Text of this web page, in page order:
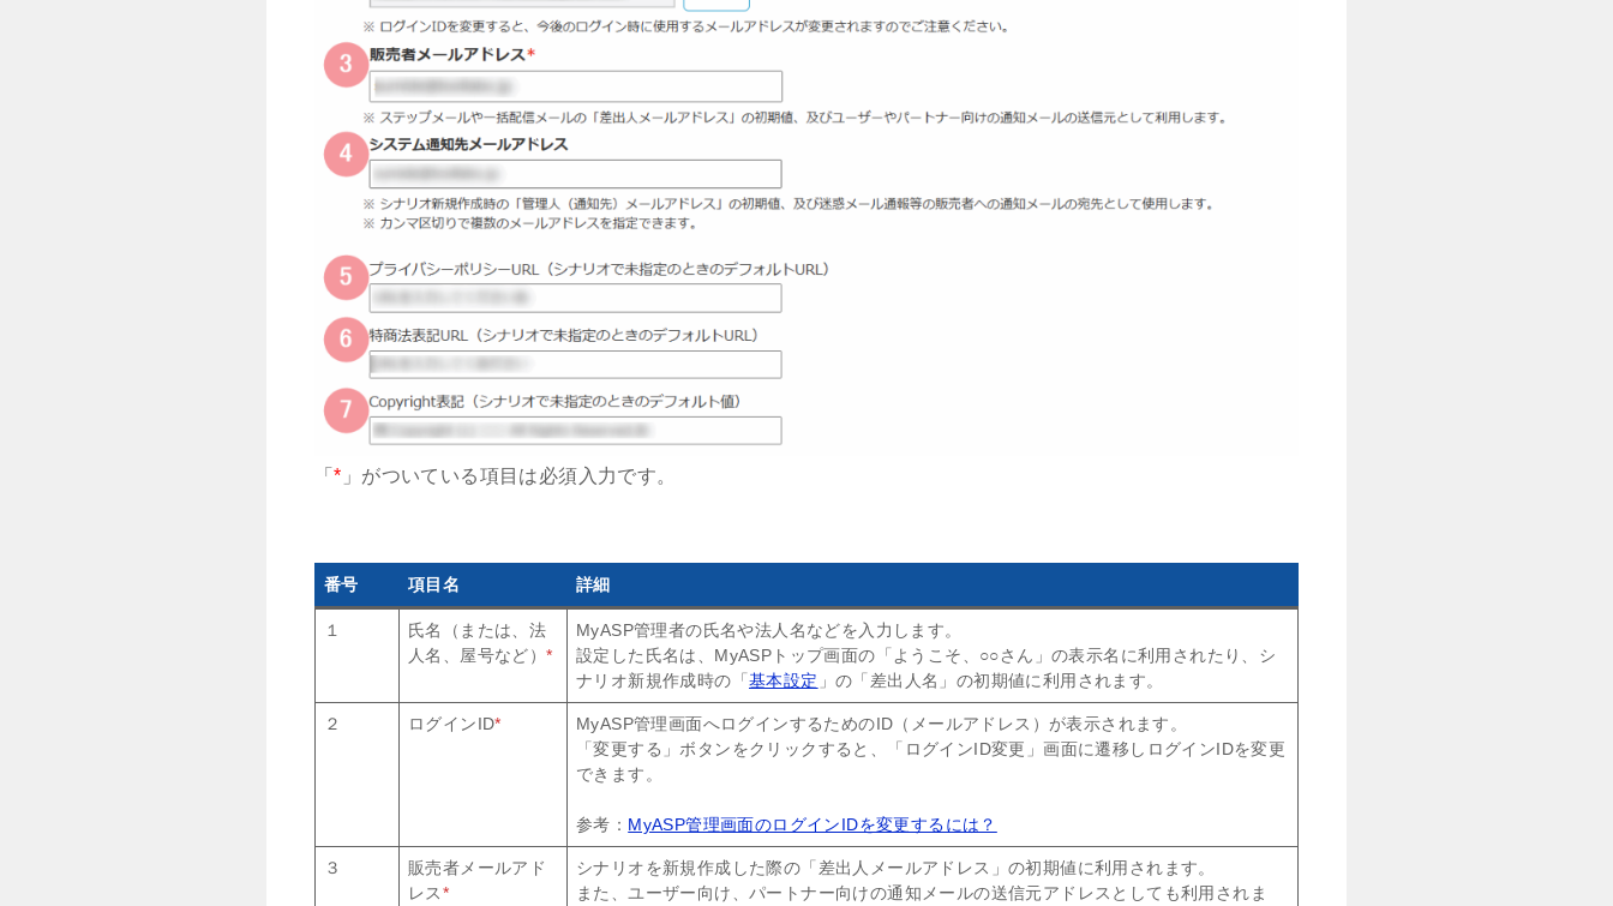
「* 」がついている項目は必須入力です。
番号 項目名 詳細
１
氏名（または、法
人名、屋号など）*
MyASP管理者の氏名や法人名などを入力します。
設定した氏名は、MyASPトップ画面の「ようこそ、○○さん」の表示名に利用されたり、シ
ナリオ新規作成時の「 基本設定 」の「差出人名」の初期値に利用されます。
２ ログインID*
MyASP管理画面へログインするためのID（メールアドレス）が表示されます。
「変更する」ボタンをクリックすると、「ログインID変更」画面に遷移しログインIDを変更
できます。
参考： MyASP管理画面のログインIDを変更するには？
３
販売者メールアド
レス*
シナリオを新規作成した際の「差出人メールアドレス」の初期値に利用されます。
また、ユーザー向け、パートナー向けの通知メールの送信元アドレスとしても利用されま